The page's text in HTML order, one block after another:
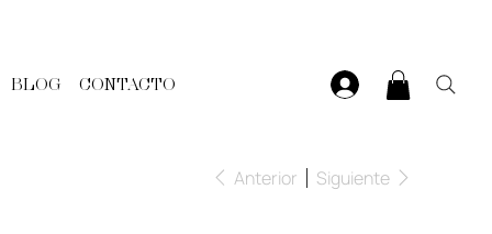
BLOG CONTACTO
Anterior Siguiente